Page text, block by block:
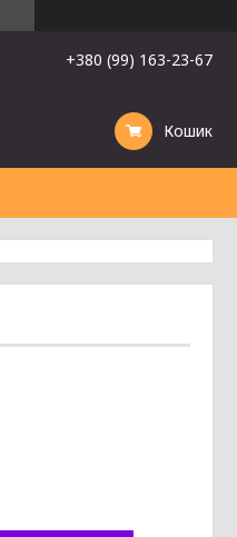
+380 (99) 163-23-67
Кошик